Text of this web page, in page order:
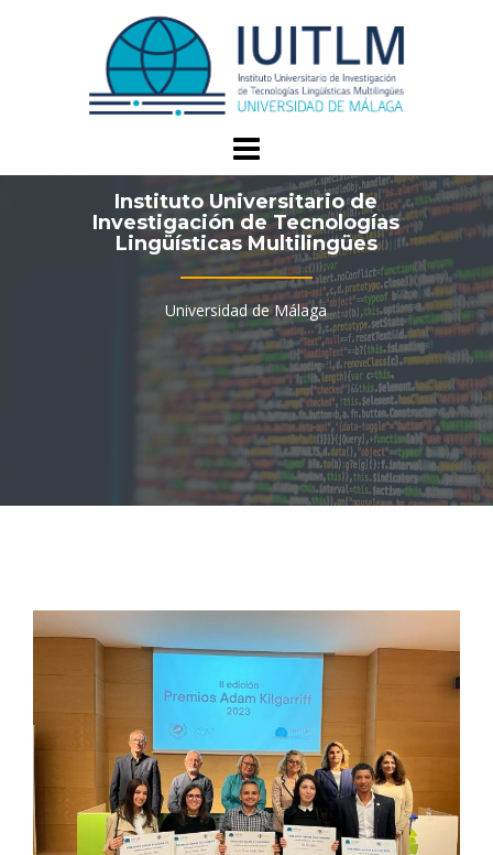
Instituto Universitario de
Investigación de Tecnologías
Lingüísticas Multilingües
Universidad de Málaga